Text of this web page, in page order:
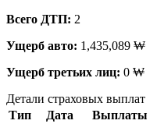
Всего ДТП: 2
Ущерб авто: 1,435,089 ₩
Ущерб третьих лиц: 0 ₩
Детали страховых выплат
Тип
Дата Выплаты